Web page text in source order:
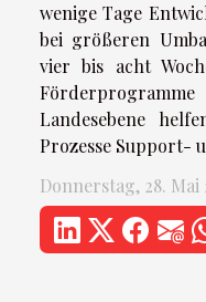
wenige Tage
bei größeren
vier bis acht
Landesebene
Prozesse Support-
Donnerstag, 28. Mai